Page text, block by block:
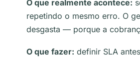
O que realmente acontece:
repetindo o mesmo erro. O
desgasta — porque a
O que fazer: definir SLA